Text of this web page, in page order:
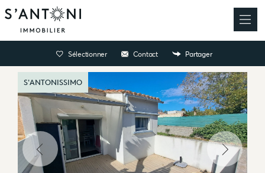
Sélectionner Contact Partager
S'ANTONISSIMO